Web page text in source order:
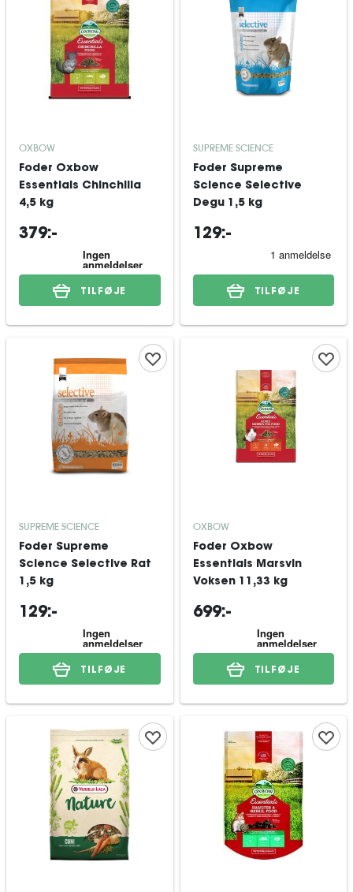
OXBOW
Foder Oxbow
Essentials Chinchilla
4,5 kg
379:-
TILFØJE
SUPREME SCIENCE
Foder Supreme
Science Selective
Degu 1,5 kg
129:-
TILFØJE
SUPREME SCIENCE
Foder Supreme
Science Selective Rat
1,5 kg
129:-
TILFØJE
OXBOW
Foder Oxbow
Essentials Marsvin
Voksen 11,33 kg
699:-
TILFØJE